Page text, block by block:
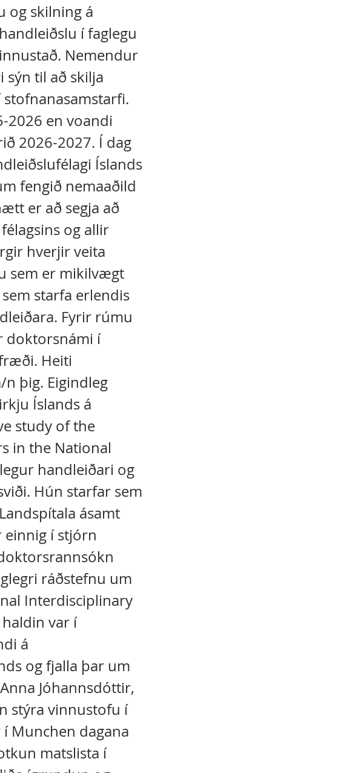
og skilning á
í faglegu
Nemendur
til að skilja
2026 en voandi
2026-2027. Í dag
Íslands
fengið nemaaðild
er að segja að
og allir
hverjir veita
sem er mikilvægt
starfa erlendis
Fyrir rúmu
doktorsnámi í
Heiti
þig. Eigindleg
Íslands á
study of the
in the National
handleiðari og
Hún starfar sem
ásamt
einnig í stjórn
ráðstefnu um
Interdisciplinary
var í
á
og fjalla þar um
Jóhannsdóttir,
stýra vinnustofu í
Munchen dagana
matslista í